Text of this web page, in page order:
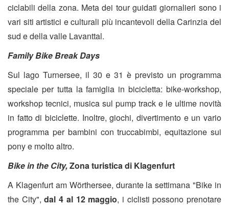
ciclabili della zona. Meta dei tour guidati giornalieri sono i
vari siti artistici e culturali più incantevoli della Carinzia del
sud e della valle Lavanttal.
Family Bike Break Days
Sul lago Turnersee, il 30 e 31 è previsto un programma
speciale per tutta la famiglia in bicicletta: bike-workshop,
workshop tecnici, musica sul pump track e le ultime novità
in fatto di biciclette. Inoltre, giochi, divertimento e un vario
programma per bambini con truccabimbi, equitazione sui
pony e molto altro.
Bike in the City, Zona turistica di Klagenfurt
A Klagenfurt am Wörthersee, durante la settimana "Bike in
the City", dal 4 al 12 maggio, i ciclisti possono prenotare